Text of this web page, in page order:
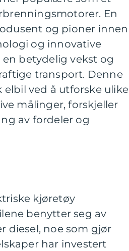
En
og pioner innen
og innovative
betydelig vekst og
transport. Denne
ved å utforske ulike
målinger, forskjeller
av fordeler og
kjøretøy
benytter seg av
diesel, noe som gjør
har investert